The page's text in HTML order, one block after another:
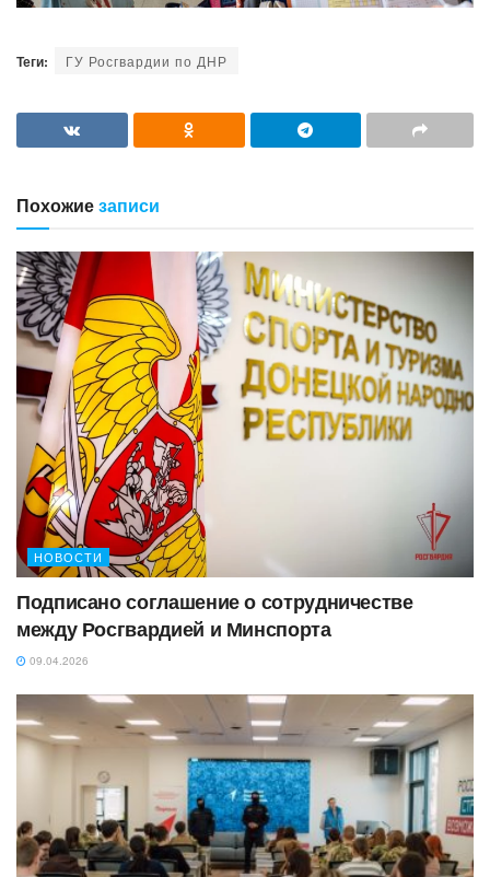
Теги: ГУ Росгвардии по ДНР
Похожиезаписи
НОВОСТИ
Подписано соглашение о сотрудничестве
между Росгвардией и Минспорта
09.04.2026